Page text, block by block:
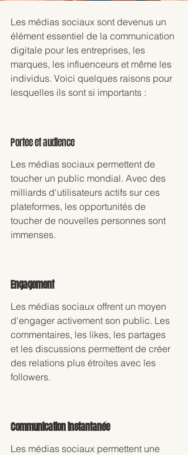
Les médias sociaux sont devenus un
élément essentiel de la communication
digitale pour les entreprises, les
marques, les influenceurs et même les
individus. Voici quelques raisons pour
lesquelles ils sont si importants :
Portée et audience
Les médias sociaux permettent de
toucher un public mondial. Avec des
milliards d'utilisateurs actifs sur ces
plateformes, les opportunités de
toucher de nouvelles personnes sont
immenses.
Engagement
Les médias sociaux offrent un moyen
d'engager activement son public. Les
commentaires, les likes, les partages
et les discussions permettent de créer
des relations plus étroites avec les
followers.
Communication instantanée
Les médias sociaux permettent une